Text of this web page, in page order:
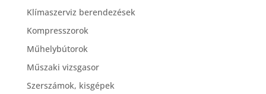
Klímaszerviz berendezések
Kompresszorok
Műhelybútorok
Műszaki vizsgasor
Szerszámok, kisgépek